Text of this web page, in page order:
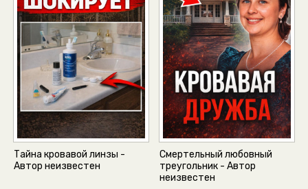
Тайна кровавой линзы -
Автор неизвестен
Смертельный любовный
треугольник - Автор
неизвестен